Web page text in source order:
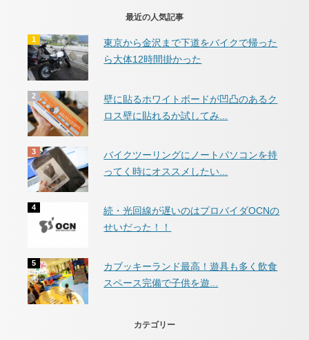
最近の人気記事
東京から金沢まで下道をバイクで帰った
ら大体12時間掛かった
壁に貼るホワイトボードが凹凸のあるク
ロス壁に貼れるか試してみ...
バイクツーリングにノートパソコンを持
ってく時にオススメしたい...
続・光回線が遅いのはプロバイダOCNの
せいだった！！
カブッキーランド最高！遊具も多く飲食
スペース完備で子供を遊...
カテゴリー